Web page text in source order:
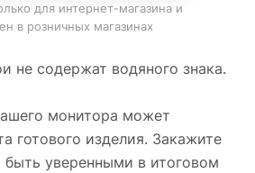
для интернет-магазина и
в розничных магазинах
не содержат водяного знака.
монитора может
готового изделия. Закажите
быть уверенными в итоговом